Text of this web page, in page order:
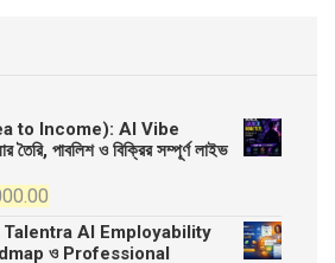
to Income): AI Vibe
পাবলিশ ও বিক্রির সম্পূর্ণ লাইভ
price
is:
– Talentra AI Employability
ও Professional